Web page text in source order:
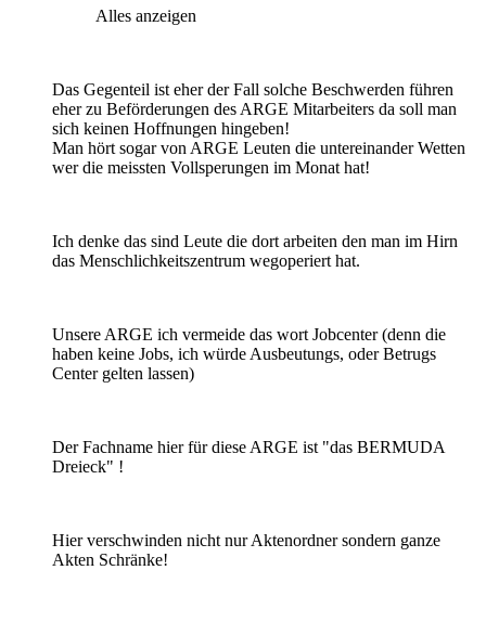
Alles anzeigen
Das Gegenteil ist eher der Fall solche Beschwerden führen
eher zu Beförderungen des ARGE Mitarbeiters da soll man
sich keinen Hoffnungen hingeben!
Man hört sogar von ARGE Leuten die untereinander Wetten
wer die meissten Vollsperungen im Monat hat!
Ich denke das sind Leute die dort arbeiten den man im Hirn
das Menschlichkeitszentrum wegoperiert hat.
Unsere ARGE ich vermeide das wort Jobcenter (denn die
haben keine Jobs, ich würde Ausbeutungs, oder Betrugs
Center gelten lassen)
Der Fachname hier für diese ARGE ist "das BERMUDA
Dreieck" !
Hier verschwinden nicht nur Aktenordner sondern ganze
Akten Schränke!